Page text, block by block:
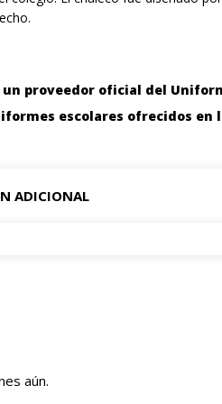
proveedor oficial del
escolares ofrecidos
ADICIONAL
aún.